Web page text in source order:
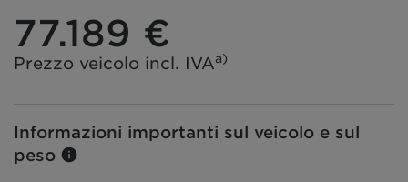
77.189 €
Prezzo veicolo incl. IVAa)
Informazioni importanti sul veicolo e sul
peso